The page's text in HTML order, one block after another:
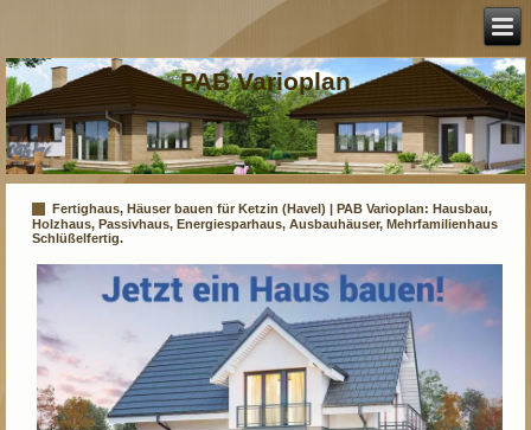
PAB Varioplan
Fertighaus, Häuser bauen für Ketzin (Havel) | PAB Varioplan: Hausbau,
Holzhaus, Passivhaus, Energiesparhaus, Ausbauhäuser, Mehrfamilienhaus
Schlüßelfertig.